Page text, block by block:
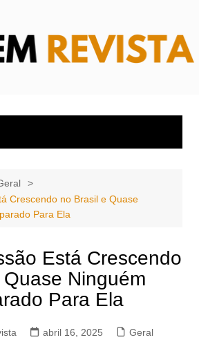
Crescendo no Brasil e Quase
Para Ela
Está Crescendo
Ninguém
Para Ela
abril 16, 2025 Geral